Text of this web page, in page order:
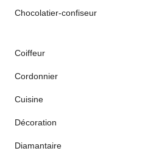
Chocolatier-confiseur
Coiffeur
Cordonnier
Cuisine
Décoration
Diamantaire